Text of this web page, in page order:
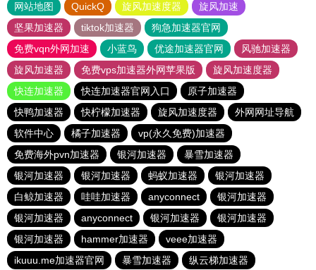
网站地图 QuickQ 旋风加速度器
旋风加速
坚果加速器
tiktok加速器
狗急加速器官网
免费vqn外网加速
小蓝鸟 优途加速器官网
风驰加速器
旋风加速器
免费vps加速器外网苹果版
旋风加速度器
快连加速器
快连加速器官网入口
原子加速器
快鸭加速器
快柠檬加速器 旋风加速度器
外网网址导航
软件中心
橘子加速器
vp(永久免费)加速器
免费海外pvn加速器
银河加速器
暴雪加速器
银河加速器
银河加速器 蚂蚁加速器
银河加速器
白鲸加速器
哇哇加速器 anyconnect
银河加速器
银河加速器
anyconnect 银河加速器
银河加速器
银河加速器
hammer加速器
veee加速器
ikuuu.me加速器官网
暴雪加速器 纵云梯加速器